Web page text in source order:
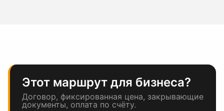
Этот маршрут для бизнеса?
Договор, фиксированная цена, закрывающие
документы, оплата по счёту.